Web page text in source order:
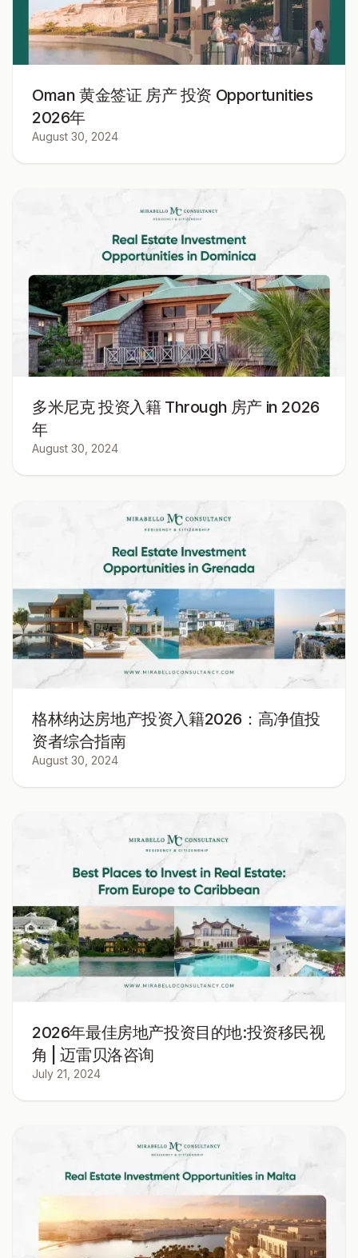
Oman 黄金签证 房产 投资 Opportunities
2026年
August 30, 2024
多米尼克 投资入籍 Through 房产 in 2026
年
August 30, 2024
格林纳达房地产投资入籍2026：高净值投
资者综合指南
August 30, 2024
2026年最佳房地产投资目的地:投资移民视
角 | 迈雷贝洛咨询
July 21, 2024